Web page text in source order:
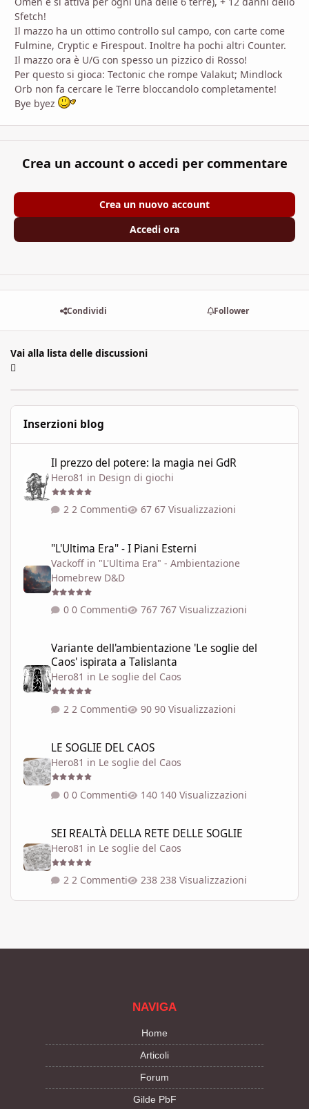
Sfetch!
Il mazzo ha un ottimo controllo sul campo, con carte come
Fulmine, Cryptic e Firespout. Inoltre ha pochi altri Counter.
Il mazzo ora è U/G con spesso un pizzico di Rosso!
Per questo si gioca: Tectonic che rompe Valakut; Mindlock
Orb non fa cercare le Terre bloccandolo completamente!
Bye byez
Crea un account o accedi per commentare
Crea un nuovo account
Accedi ora
Condividi Follower
Vai alla lista delle discussioni
Inserzioni blog
Il prezzo del potere: la magia nei GdR
Hero81 in Design di giochi
2 Commenti 67 Visualizzazioni
"L'Ultima Era" - I Piani Esterni
Vackoff in "L'Ultima Era" - Ambientazione
Homebrew D&D
0 Commenti 767 Visualizzazioni
Variante dell'ambientazione 'Le soglie del
Caos' ispirata a Talislanta
Hero81 in Le soglie del Caos
2 Commenti 90 Visualizzazioni
LE SOGLIE DEL CAOS
Hero81 in Le soglie del Caos
0 Commenti 140 Visualizzazioni
SEI REALTÀ DELLA RETE DELLE SOGLIE
Hero81 in Le soglie del Caos
2 Commenti 238 Visualizzazioni
NAVIGA
Home
Articoli
Forum
Gilde PbF